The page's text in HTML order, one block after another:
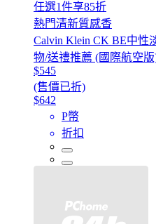
任選1件享85折
熱門清新質感香
Calvin Klein CK BE中性
物/送禮推薦 (國際航空
$545
(售價已折)
$642
P幣
折扣